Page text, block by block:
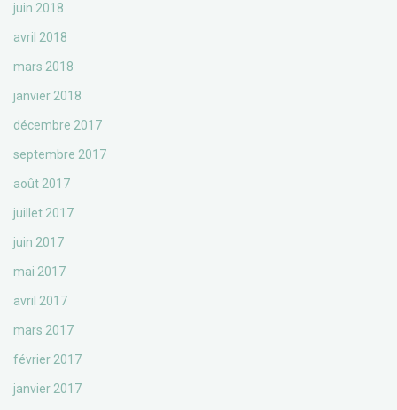
juin 2018
avril 2018
mars 2018
janvier 2018
décembre 2017
septembre 2017
août 2017
juillet 2017
juin 2017
mai 2017
avril 2017
mars 2017
février 2017
janvier 2017